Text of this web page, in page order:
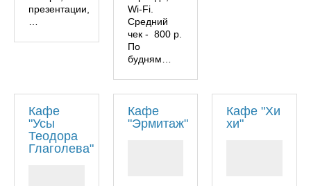
презентации,
Wi-Fi.
Средний
чек - 800 р.
По
будням…
Кафе
"Усы
Теодора
Глаголева"
Кафе
"Эрмитаж"
Кафе "Хи
хи"